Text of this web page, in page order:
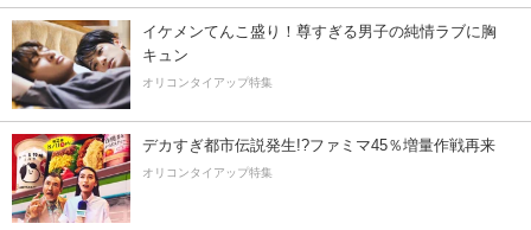
イケメンてんこ盛り！尊すぎる男子の純情ラブに胸
キュン
オリコンタイアップ特集
デカすぎ都市伝説発生!?ファミマ45％増量作戦再来
オリコンタイアップ特集